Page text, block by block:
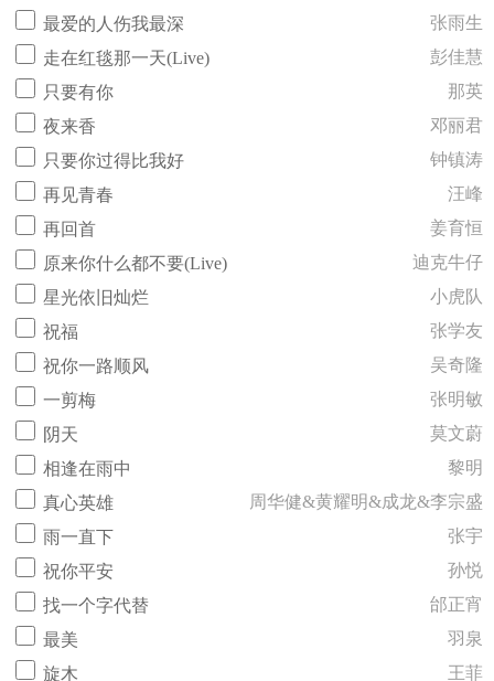
最爱的人伤我最深
张雨生
走在红毯那一天(Live)
彭佳慧
只要有你
那英
夜来香
邓丽君
只要你过得比我好
钟镇涛
再见青春
汪峰
再回首
姜育恒
原来你什么都不要(Live)
迪克牛仔
星光依旧灿烂
小虎队
祝福
张学友
祝你一路顺风
吴奇隆
一剪梅
张明敏
阴天
莫文蔚
相逢在雨中
黎明
真心英雄
周华健&黄耀明&成龙&李宗盛
雨一直下
张宇
祝你平安
孙悦
找一个字代替
邰正宵
最美
羽泉
旋木
王菲